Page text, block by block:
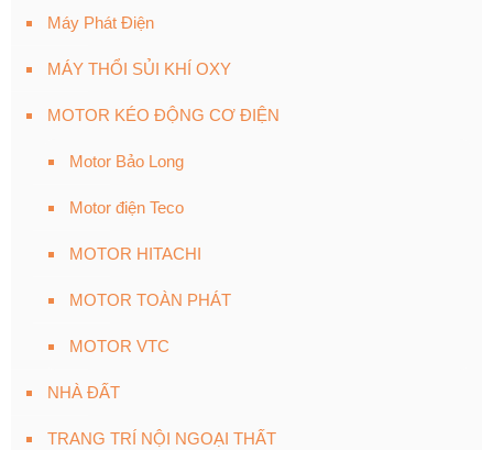
Máy Phát Điện
MÁY THỔI SỦI KHÍ OXY
MOTOR KÉO ĐỘNG CƠ ĐIỆN
Motor Bảo Long
Motor điện Teco
MOTOR HITACHI
MOTOR TOÀN PHÁT
MOTOR VTC
NHÀ ĐẤT
TRANG TRÍ NỘI NGOẠI THẤT